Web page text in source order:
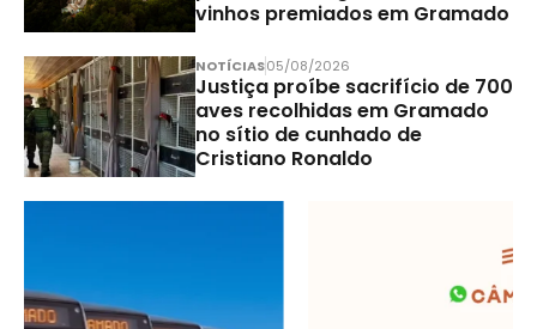
vinhos premiados em Gramado
NOTÍCIAS05/08/2026
Justiça proíbe sacrifício de 700
aves recolhidas em Gramado
no sítio de cunhado de
Cristiano Ronaldo